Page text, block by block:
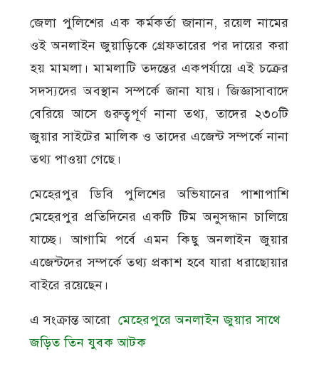
জেলা পুলিশের এক কর্মকর্তা জানান, রয়েল নামের
ওই অনলাইন জুয়াড়িকে গ্রেফতারের পর দায়ের করা
হয় মামলা। মামলাটি তদন্তের একপর্যায়ে এই চক্রের
সদস্যদের অবস্থান সম্পর্কে জানা যায়। জিজ্ঞাসাবাদে
বেরিয়ে আসে গুরুত্বপূর্ণ নানা তথ্য, তাদের ২৩০টি
জুয়ার সাইটের মালিক ও তাদের এজেন্ট সম্পর্কে নানা
তথ্য পাওয়া গেছে।
মেহেরপুর ডিবি পুলিশের অভিযানের পাশাপাশি
মেহেরপুর প্রতিদিনের একটি টিম অনুসন্ধান চালিয়ে
যাচ্ছে। আগামি পর্বে এমন কিছু অনলাইন জুয়ার
এজেন্টদের সম্পর্কে তথ্য প্রকাশ হবে যারা ধরাছোয়ার
বাইরে রয়েছেন।
এ সংক্রান্ত আরোমেহেরপুরে অনলাইন জুয়ার সাথে
জড়িত তিন যুবক আটক